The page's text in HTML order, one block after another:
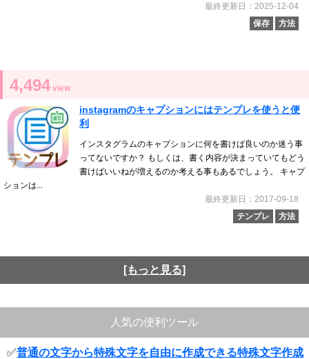
最終更新日：2025-12-04
保存
方法
4,494 view
instagramのキャプションにはテンプレを使うと便
利
インスタグラムのキャプションに何を書けば良いのか迷う事
ってないですか？ もしくは、書く内容が決まっていてもどう
書けばいいねが増えるのか考える事もあるでしょう。 キャプ
ションは...
最終更新日：2017-09-18
テンプレ
方法
[もっと見る]
人気の便利ツール
✅普通の文字から特殊文字を自由に作成できる特殊文字作成